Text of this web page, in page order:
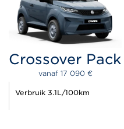
Crossover Pack
vanaf 17 090 €
Verbruik 3.1L/100km